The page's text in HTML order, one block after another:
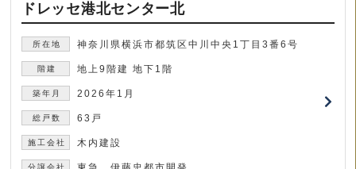
ドレッセ港北センター北
神奈川県横浜市都筑区中川中央1丁目3番6号
地上9階建 地下1階
2026年1月
63戸
木内建設